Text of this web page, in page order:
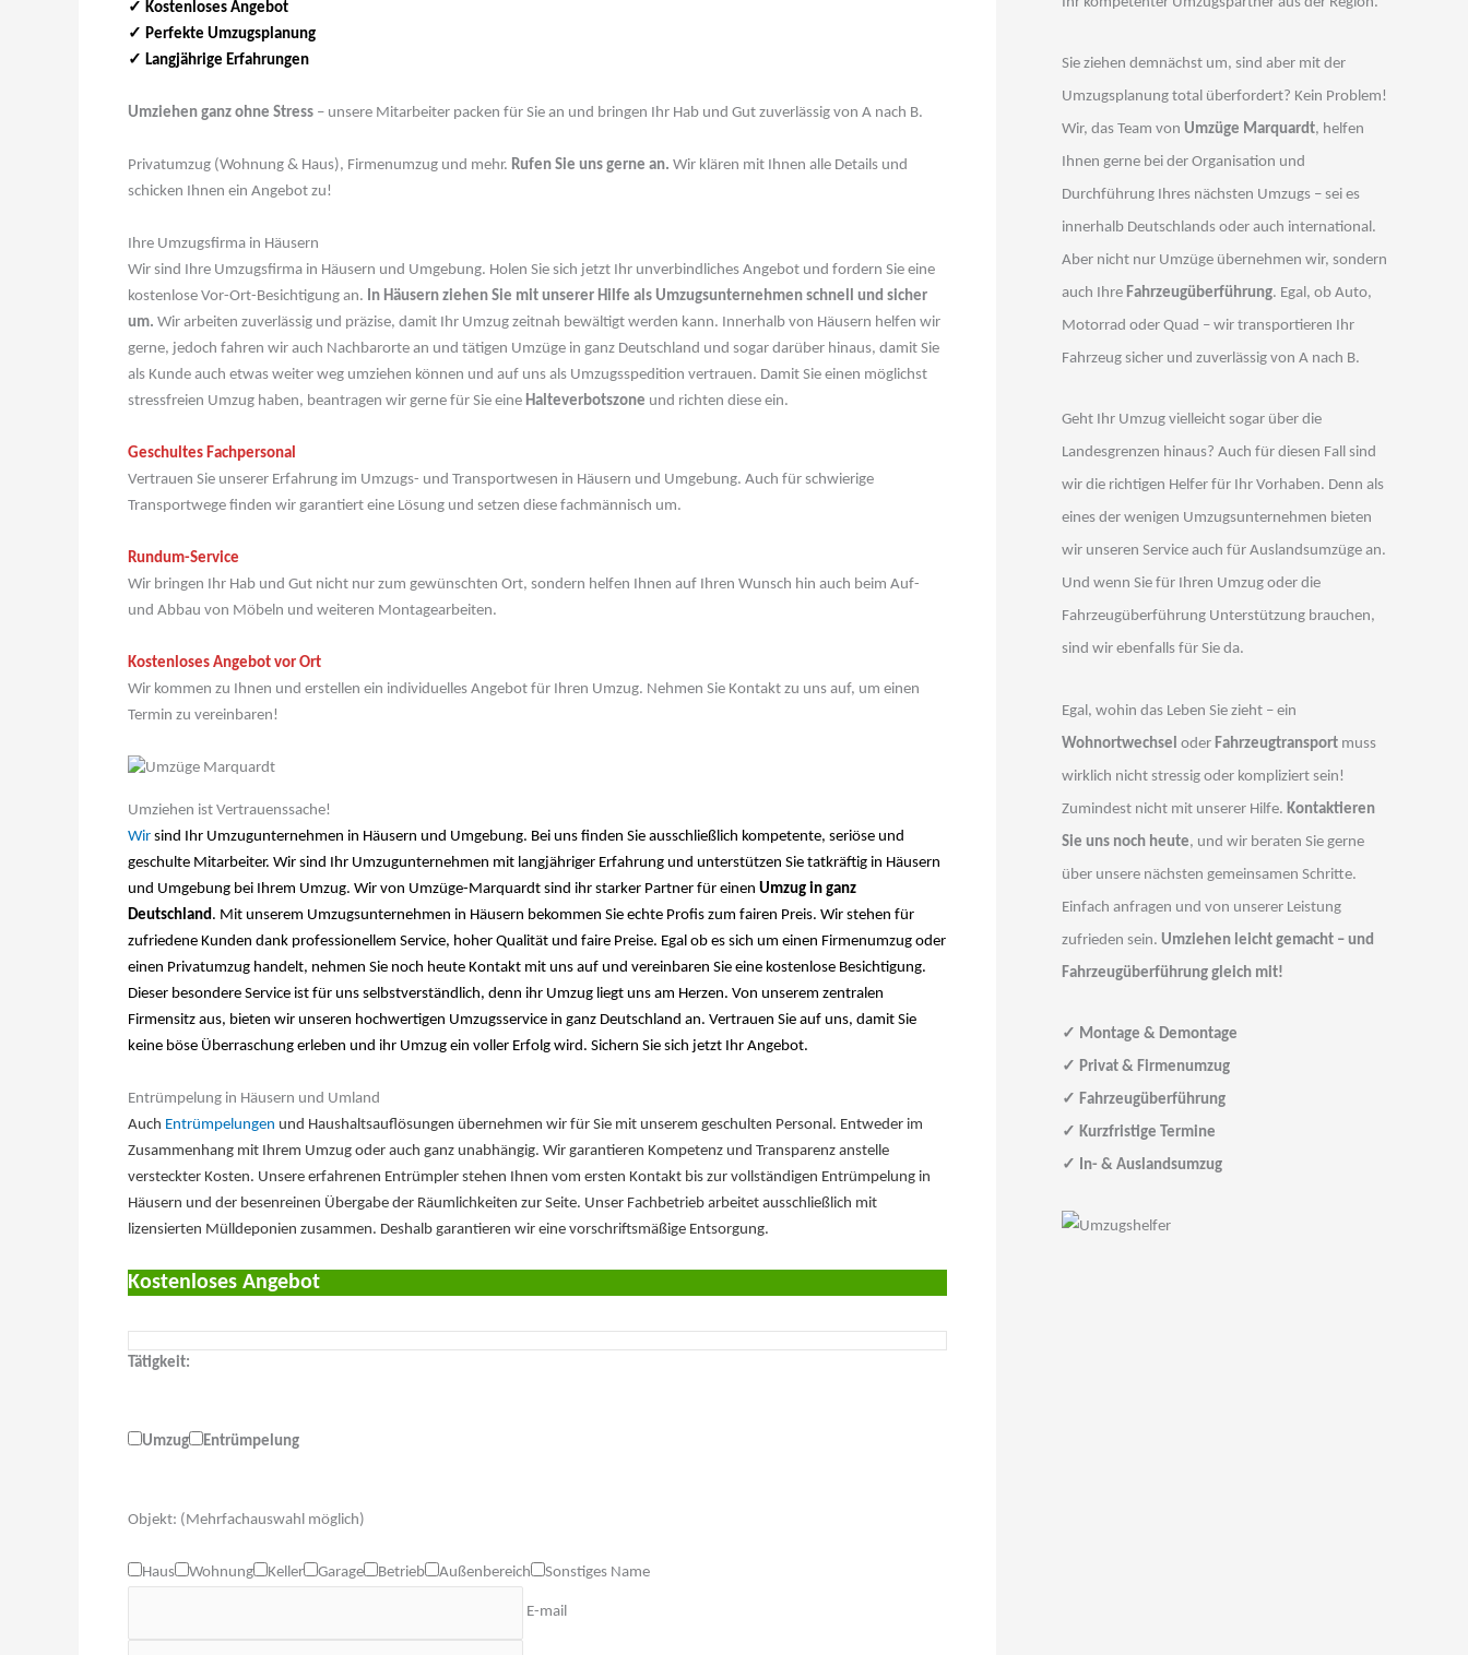
✓ Kostenloses Angebot
✓ Perfekte Umzugsplanung
✓ Langjährige Erfahrungen
Umziehen ganz ohne Stress – unsere Mitarbeiter packen für Sie an und bringen Ihr Hab und Gut zuverlässig von A nach B.
Privatumzug (Wohnung & Haus), Firmenumzug und mehr. Rufen Sie uns gerne an. Wir klären mit Ihnen alle Details und
schicken Ihnen ein Angebot zu!
Ihre Umzugsfirma in Häusern
Wir sind Ihre Umzugsfirma in Häusern und Umgebung. Holen Sie sich jetzt Ihr unverbindliches Angebot und fordern Sie eine
kostenlose Vor-Ort-Besichtigung an. In Häusern ziehen Sie mit unserer Hilfe als Umzugsunternehmen schnell und sicher
um. Wir arbeiten zuverlässig und präzise, damit Ihr Umzug zeitnah bewältigt werden kann. Innerhalb von Häusern helfen wir
gerne, jedoch fahren wir auch Nachbarorte an und tätigen Umzüge in ganz Deutschland und sogar darüber hinaus, damit Sie
als Kunde auch etwas weiter weg umziehen können und auf uns als Umzugsspedition vertrauen. Damit Sie einen möglichst
stressfreien Umzug haben, beantragen wir gerne für Sie eine Halteverbotszone und richten diese ein.
Geschultes Fachpersonal
Vertrauen Sie unserer Erfahrung im Umzugs- und Transportwesen in Häusern und Umgebung. Auch für schwierige
Transportwege finden wir garantiert eine Lösung und setzen diese fachmännisch um.
Rundum-Service
Wir bringen Ihr Hab und Gut nicht nur zum gewünschten Ort, sondern helfen Ihnen auf Ihren Wunsch hin auch beim Auf-
und Abbau von Möbeln und weiteren Montagearbeiten.
Kostenloses Angebot vor Ort
Wir kommen zu Ihnen und erstellen ein individuelles Angebot für Ihren Umzug. Nehmen Sie Kontakt zu uns auf, um einen
Termin zu vereinbaren!
Umziehen ist Vertrauenssache!
Wir sind Ihr Umzugunternehmen in Häusern und Umgebung. Bei uns finden Sie ausschließlich kompetente, seriöse und
geschulte Mitarbeiter. Wir sind Ihr Umzugunternehmen mit langjähriger Erfahrung und unterstützen Sie tatkräftig in Häusern
und Umgebung bei Ihrem Umzug. Wir von Umzüge-Marquardt sind ihr starker Partner für einen Umzug in ganz
Deutschland . Mit unserem Umzugsunternehmen in Häusern bekommen Sie echte Profis zum fairen Preis. Wir stehen für
zufriedene Kunden dank professionellem Service, hoher Qualität und faire Preise. Egal ob es sich um einen Firmenumzug oder
einen Privatumzug handelt, nehmen Sie noch heute Kontakt mit uns auf und vereinbaren Sie eine kostenlose Besichtigung.
Dieser besondere Service ist für uns selbstverständlich, denn ihr Umzug liegt uns am Herzen. Von unserem zentralen
Firmensitz aus, bieten wir unseren hochwertigen Umzugsservice in ganz Deutschland an. Vertrauen Sie auf uns, damit Sie
keine böse Überraschung erleben und ihr Umzug ein voller Erfolg wird. Sichern Sie sich jetzt Ihr Angebot.
Entrümpelung in Häusern und Umland
Auch Entrümpelungen und Haushaltsauflösungen übernehmen wir für Sie mit unserem geschulten Personal. Entweder im
Zusammenhang mit Ihrem Umzug oder auch ganz unabhängig. Wir garantieren Kompetenz und Transparenz anstelle
versteckter Kosten. Unsere erfahrenen Entrümpler stehen Ihnen vom ersten Kontakt bis zur vollständigen Entrümpelung in
Häusern und der besenreinen Übergabe der Räumlichkeiten zur Seite. Unser Fachbetrieb arbeitet ausschließlich mit
lizensierten Mülldeponien zusammen. Deshalb garantieren wir eine vorschriftsmäßige Entsorgung.
Kostenloses Angebot
Tätigkeit:
Umzug Entrümpelung
Objekt: (Mehrfachauswahl möglich)
Haus Wohnung Keller Garage Betrieb Außenbereich Sonstiges Name
E-mail
Sie ziehen demnächst um, sind aber mit der
Umzugsplanung total überfordert? Kein Problem!
Wir, das Team von Umzüge Marquardt, helfen
Ihnen gerne bei der Organisation und
Durchführung Ihres nächsten Umzugs – sei es
innerhalb Deutschlands oder auch international.
Aber nicht nur Umzüge übernehmen wir, sondern
auch Ihre Fahrzeugüberführung. Egal, ob Auto,
Motorrad oder Quad – wir transportieren Ihr
Fahrzeug sicher und zuverlässig von A nach B.
Geht Ihr Umzug vielleicht sogar über die
Landesgrenzen hinaus? Auch für diesen Fall sind
wir die richtigen Helfer für Ihr Vorhaben. Denn als
eines der wenigen Umzugsunternehmen bieten
wir unseren Service auch für Auslandsumzüge an.
Und wenn Sie für Ihren Umzug oder die
Fahrzeugüberführung Unterstützung brauchen,
sind wir ebenfalls für Sie da.
Egal, wohin das Leben Sie zieht – ein
Wohnortwechsel oder Fahrzeugtransport muss
wirklich nicht stressig oder kompliziert sein!
Zumindest nicht mit unserer Hilfe. Kontaktieren
Sie uns noch heute, und wir beraten Sie gerne
über unsere nächsten gemeinsamen Schritte.
Einfach anfragen und von unserer Leistung
zufrieden sein. Umziehen leicht gemacht – und
Fahrzeugüberführung gleich mit!
✓ Montage & Demontage
✓ Privat & Firmenumzug
✓ Fahrzeugüberführung
✓ Kurzfristige Termine
✓
In- & Auslandsumzug